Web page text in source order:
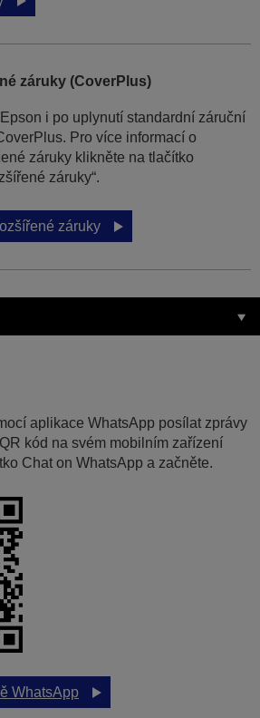
záruky (CoverPlus)
i po uplynutí standardní záruční
Pro více informací o
záruky klikněte na tlačítko
záruky“.
záruky
aplikace WhatsApp posílat zprávy
kód na svém mobilním zařízení
Chat on WhatsApp a začněte.
WhatsApp